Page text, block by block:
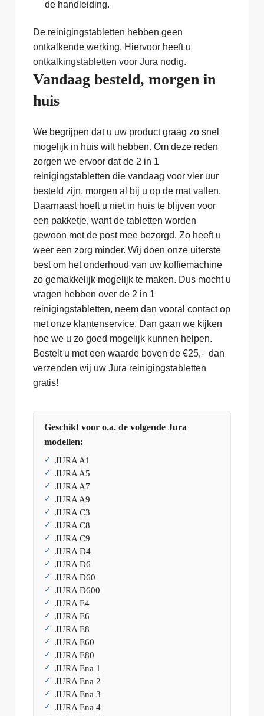
de handleiding.
De reinigingstabletten hebben geen
ontkalkende werking. Hiervoor heeft u
ontkalkingstabletten voor Jura nodig.
Vandaag besteld, morgen in
huis
We begrijpen dat u uw product graag zo snel
mogelijk in huis wilt hebben. Om deze reden
zorgen we ervoor dat de 2 in 1
reinigingstabletten die vandaag voor vier uur
besteld zijn, morgen al bij u op de mat vallen.
Daarnaast hoeft u niet in huis te blijven voor
een pakketje, want de tabletten worden
gewoon met de post mee bezorgd. Zo heeft u
weer een zorg minder. Wij doen onze uiterste
best om het onderhoud van uw koffiemachine
zo gemakkelijk mogelijk te maken. Dus mocht u
vragen hebben over de 2 in 1
reinigingstabletten, neem dan vooral contact op
met onze klantenservice. Dan gaan we kijken
hoe we u zo goed mogelijk kunnen helpen.
Bestelt u met een waarde boven de €25,- dan
verzenden wij uw Jura reinigingstabletten
gratis!
Geschikt voor o.a. de volgende Jura
modellen:
JURA A1
JURA A5
JURA A7
JURA A9
JURA C3
JURA C8
JURA C9
JURA D4
JURA D6
JURA D60
JURA D600
JURA E4
JURA E6
JURA E8
JURA E60
JURA E80
JURA Ena 1
JURA Ena 2
JURA Ena 3
JURA Ena 4